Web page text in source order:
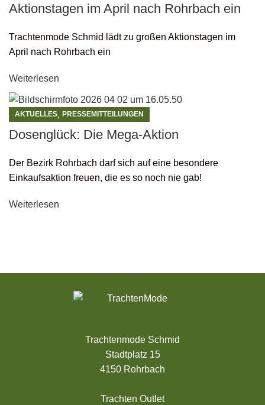
Aktionstagen im April nach Rohrbach ein
Trachtenmode Schmid lädt zu großen Aktionstagen im
April nach Rohrbach ein
Weiterlesen
AKTUELLES, PRESSEMITTEILUNGEN
Dosenglück: Die Mega-Aktion
Der Bezirk Rohrbach darf sich auf eine besondere
Einkaufsaktion freuen, die es so noch nie gab!
Weiterlesen
Trachtenmode Schmid
Stadtplatz 15
4150 Rohrbach
Trachten Outlet